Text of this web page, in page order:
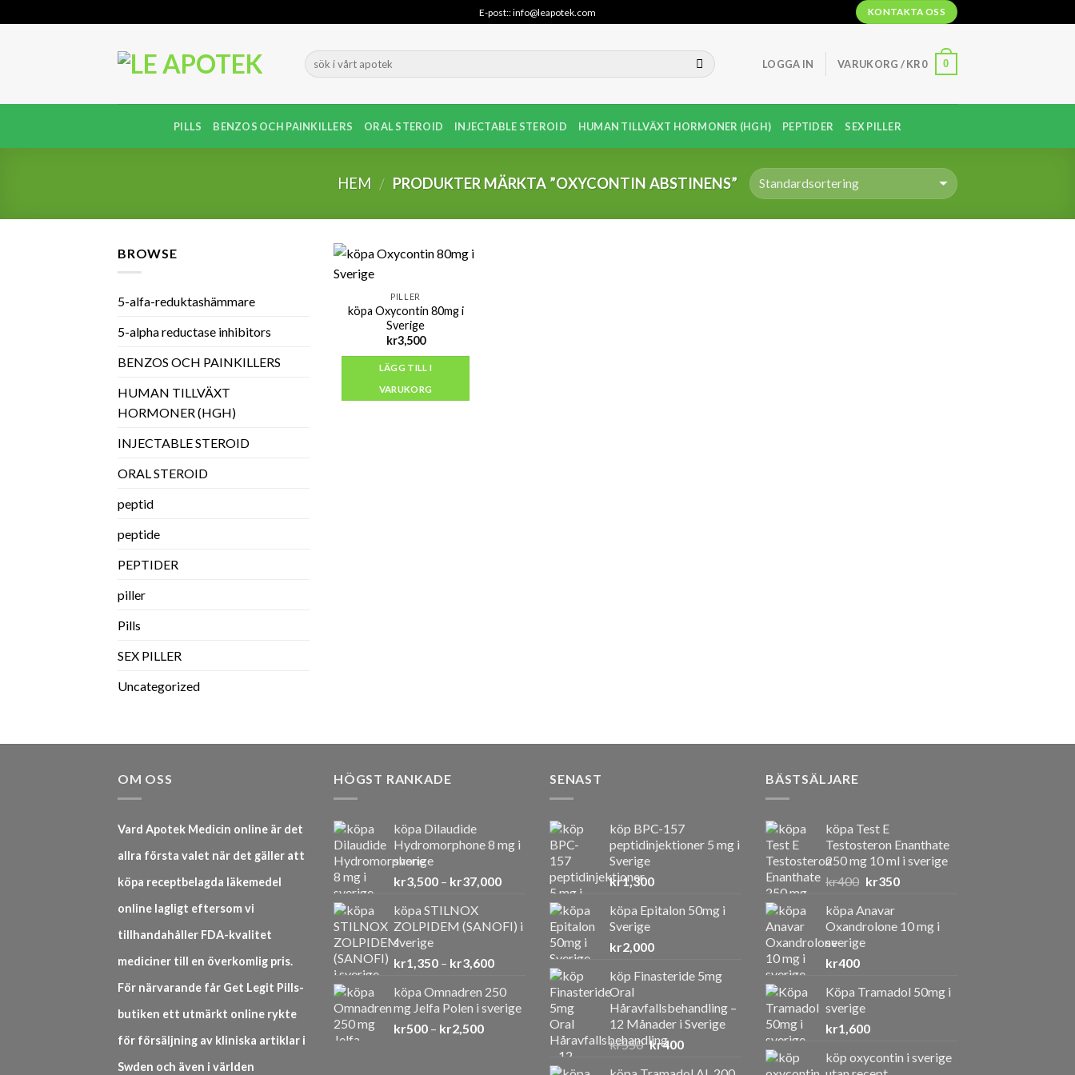
to
E-post:: info@leapotek.com KONTAKTA OSS
LOGGA IN VARUKORG /KR0 0
PILLS BENZOS OCH PAINKILLERS ORAL STEROID INJECTABLE STEROID HUMAN TILLVÄXT HORMONER (HGH) PEPTIDER SEX PILLER
HEM / PRODUKTER MÄRKTA ”OXYCONTIN ABSTINENS”
BROWSE
5-alfa-reduktashämmare
5-alpha reductase inhibitors
BENZOS OCH PAINKILLERS
HUMAN TILLVÄXT
HORMONER (HGH)
INJECTABLE STEROID
ORAL STEROID
peptid
peptide
PEPTIDER
piller
Pills
SEX PILLER
Uncategorized
PILLER
köpa Oxycontin 80mg i
Sverige
kr3,500
LÄGG TILL I
VARUKORG
OM OSS
Vard Apotek Medicin online är det
allra första valet när det gäller att
köpa receptbelagda läkemedel
online lagligt eftersom vi
tillhandahåller FDA-kvalitet
mediciner till en överkomlig pris.
För närvarande får Get Legit Pills-
butiken ett utmärkt online rykte
för försäljning av kliniska artiklar i
Swden och även i världen
HÖGST RANKADE
köpa Dilaudide
Hydromorphone 8 mg i
sverige
kr3,500 – kr37,000Prisintervall:
kr37,000
köpa STILNOX
ZOLPIDEM (SANOFI) i
sverige
kr1,350 – kr3,600Prisintervall:
till
kr3,600
köpa Omnadren 250
mg Jelfa Polen i sverige
kr500 – kr2,500Prisintervall:
SENAST
köp BPC-157
peptidinjektioner 5 mg i
Sverige
kr1,300
köpa Epitalon 50mg i
Sverige
kr2,000
köp Finasteride 5mg
Oral
Håravfallsbehandling –
12 Månader i Sverige
kr550 Det
kr400Det
BÄSTSÄLJARE
köpa Test E
Testosteron Enanthate
250 mg 10 ml i sverige
kr400 Det
priset
var:
kr400.
kr350Det
är:
köpa Anavar
Oxandrolone 10 mg i
sverige
kr400
Köpa Tramadol 50mg i
sverige
kr1,600
köp oxycontin i sverige